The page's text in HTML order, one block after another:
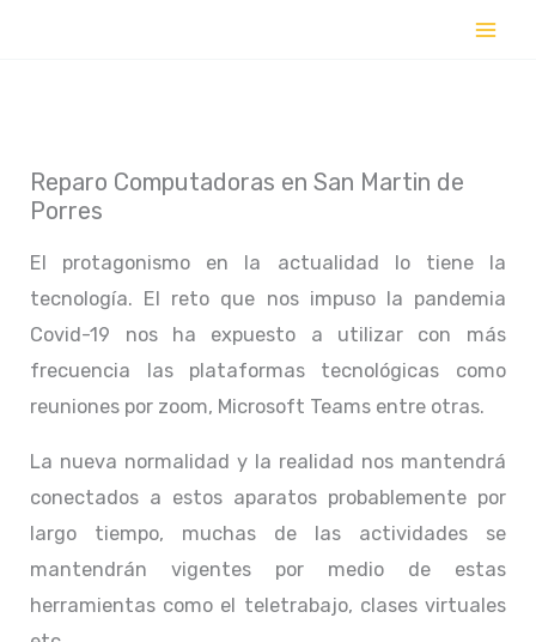
Reparo Computadoras en San Martin de
Porres
El protagonismo en la actualidad lo tiene la
tecnología. El reto que nos impuso la pandemia
Covid-19 nos ha expuesto a utilizar con más
frecuencia las plataformas tecnológicas como
reuniones por zoom, Microsoft Teams entre otras.
La nueva normalidad y la realidad nos mantendrá
conectados a estos aparatos probablemente por
largo tiempo, muchas de las actividades se
mantendrán vigentes por medio de estas
herramientas como el teletrabajo, clases virtuales